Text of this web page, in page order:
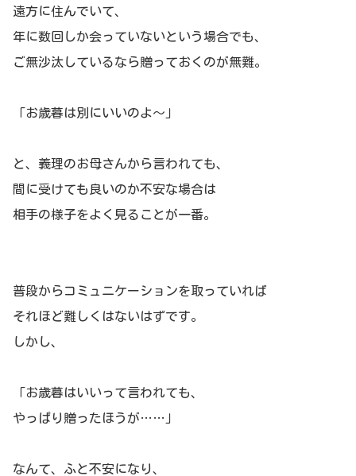
遠方に住んでいて、
年に数回しか会っていないという場合でも、
ご無沙汰しているなら贈っておくのが無難。
「お歳暮は別にいいのよ～」
と、義理のお母さんから言われても、
間に受けても良いのか不安な場合は
相手の様子をよく見ることが一番。
普段からコミュニケーションを取っていれば
それほど難しくはないはずです。
しかし、
「お歳暮はいいって言われても、
やっぱり贈ったほうが……」
なんて、ふと不安になり、